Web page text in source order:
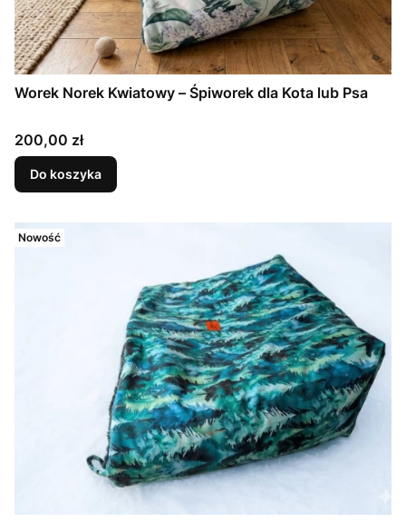
Worek Norek Kwiatowy – Śpiworek dla Kota lub Psa
Cena
200,00 zł
Do koszyka
Nowość